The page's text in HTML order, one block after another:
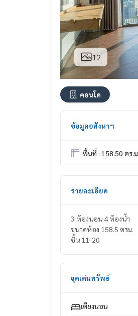
12
คอนโด
ข้อมูลอสังหาฯ
พื้นที่ : 158.50 ตร.ม.
รายละเอียด
3 ห้องนอน 4 ห้องน้ำ
ขนาดห้อง 158.5 ตรม.
ชั้น 11-20
จุดเด่นทรัพย์
เตียงนอน